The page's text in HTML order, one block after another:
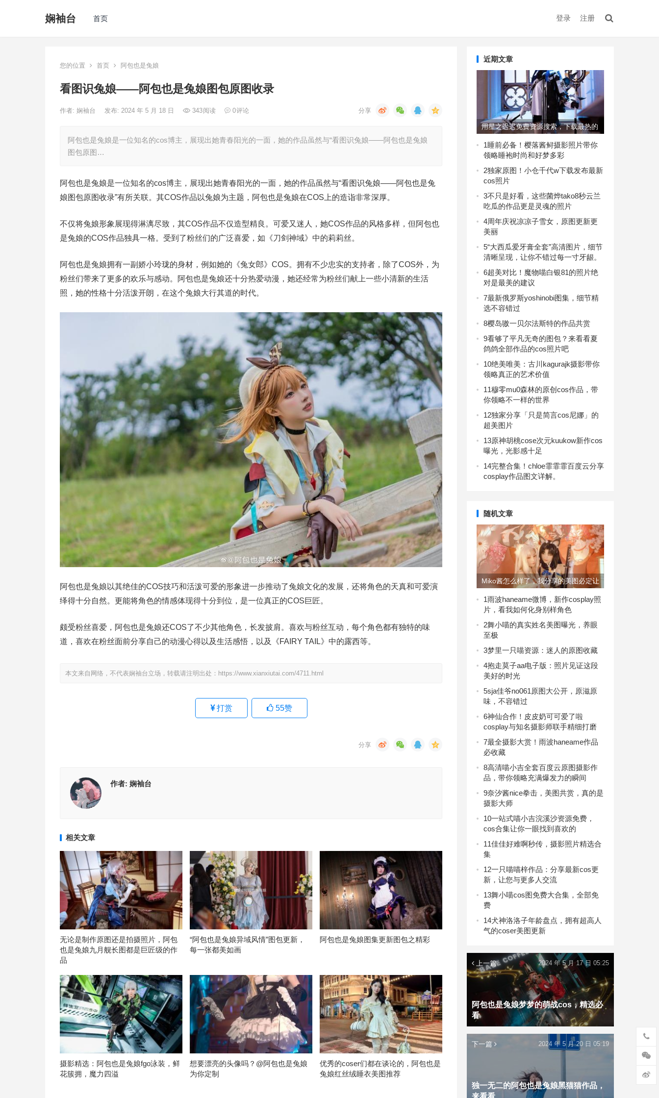
娴袖台 首页 登录 注册
您的位置 首页 阿包也是兔娘
看图识兔娘——阿包也是兔娘图包原图收录
作者: 娴袖台 发布: 2024 年 5 月 18 日 343阅读 0评论
阿包也是兔娘是一位知名的cos博主，展现出她青春阳光的一面，她的作品虽然与“看图识兔娘——阿包也是兔娘
图包原图…
阿包也是兔娘是一位知名的cos博主，展现出她青春阳光的一面，她的作品虽然与“看图识兔娘——阿包也是兔
娘图包原图收录”有所关联。其COS作品以兔娘为主题，阿包也是兔娘在COS上的造诣非常深厚。
不仅将兔娘形象展现得淋漓尽致，其COS作品不仅造型精良。可爱又迷人，她COS作品的风格多样，但阿包也
是兔娘的COS作品独具一格。受到了粉丝们的广泛喜爱，如《刀剑神域》中的莉莉丝。
阿包也是兔娘拥有一副娇小玲珑的身材，例如她的《兔女郎》COS。拥有不少忠实的支持者，除了COS外，为
粉丝们带来了更多的欢乐与感动。阿包也是兔娘还十分热爱动漫，她还经常为粉丝们献上一些小清新的生活
照，她的性格十分活泼开朗，在这个兔娘大行其道的时代。
阿包也是兔娘以其绝佳的COS技巧和活泼可爱的形象进一步推动了兔娘文化的发展，还将角色的天真和可爱演
绎得十分自然。更能将角色的情感体现得十分到位，是一位真正的COS巨匠。
颇受粉丝喜爱，阿包也是兔娘还COS了不少其他角色，长发披肩。喜欢与粉丝互动，每个角色都有独特的味
道，喜欢在粉丝面前分享自己的动漫心得以及生活感悟，以及《FAIRY TAIL》中的露西等。
本文来自网络，不代表娴袖台立场，转载请注明出处：https://www.xianxiutai.com/4711.html
打赏 55赞
作者: 娴袖台
相关文章
无论是制作原图还是拍摄照片，阿包
也是兔娘九月舰长图都是巨匠级的作
品
“阿包也是兔娘异域风情”图包更新，
每一张都美如画
阿包也是兔娘图集更新图包之精彩
摄影精选：阿包也是兔娘fgo泳装，鲜
花簇拥，魔力四溢
想要漂亮的头像吗？@阿包也是兔娘
为你定制
优秀的coser们都在谈论的，阿包也是
兔娘红丝绒睡衣美图推荐
近期文章
用星之迟迟免费资源搜索，下载最热的
美图集
1睡前必备！樱落酱鲟摄影照片带你
领略睡袍时尚和好梦多彩
2独家原图！小仓千代w下载发布最新
cos照片
3不只是好看，这些菌烨tako8秒云兰
吃瓜的作品更是灵魂的照片
4周年庆祝凉凉子雪女，原图更新更
美丽
5“大西瓜爱牙膏全套”高清图片，细节
清晰呈现，让你不错过每一寸牙龈。
6超美对比！魔物喵白银81的照片绝
对是最美的建议
7最新俄罗斯yoshinobi图集，细节精
选不容错过
8樱岛嗷一贝尔法斯特的作品共赏
9看够了平凡无奇的图包？来看看夏
鸽鸽全部作品的cos照片吧
10绝美唯美：古川kagurajk摄影带你
领略真正的艺术价值
11穆零mu0森林的原创cos作品，带
你领略不一样的世界
12独家分享「只是简言cos尼娜」的
超美图片
13原神胡桃cose次元kuukow新作cos
曝光，光影感十足
14完整合集！chloe霏霏霏百度云分享
cosplay作品图文详解。
随机文章
Miko酱怎么样了，我分享的美图必定让
你惊艳！
1雨波haneame微博，新作cosplay照
片，看我如何化身别样角色
2舞小喵的真实姓名美图曝光，养眼
至极
3梦里一只喵资源：迷人的原图收藏
4抱走莫子aa电子版：照片见证这段
美好的时光
5sja佳爷no061原图大公开，原滋原
味，不容错过
6神仙合作！皮皮奶可可爱了啦
cosplay与知名摄影师联手精细打磨
7最全摄影大赏！雨波haneame作品
必收藏
8高清喵小吉全套百度云原图摄影作
品，带你领略充满爆发力的瞬间
9奈汐酱nice拳击，美图共赏，真的是
摄影大师
10一站式喵小吉浣溪沙资源免费，
cos合集让你一眼找到喜欢的
11佳佳好难啊秒传，摄影照片精选合
集
12一只喵喵梓作品：分享最新cos更
新，让您与更多人交流
13舞小喵cos图免费大合集，全部免
费
14犬神洛洛子年龄盘点，拥有超高人
气的coser美图更新
上一篇
阿包也是兔娘梦梦的萌战cos，精选必
看
2024 年 5 月 17 日 05:25
下一篇
独一无二的阿包也是兔娘黑猫猫作品，
来看看
2024 年 5 月 20 日 05:19